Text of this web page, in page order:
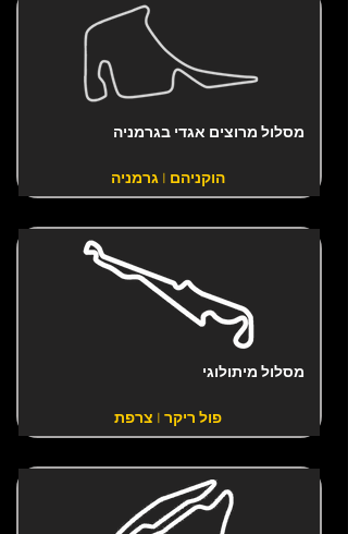
מסלול מרוצים אגדי בגרמניה
הוקניהם | גרמניה
מסלול מיתולוגי
פול ריקר | צרפת